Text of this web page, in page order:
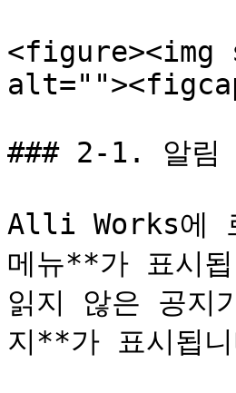
<figure><img
### 2-1. 알림
Alli Works에
메뉴**가 표시
읽지 않은 공지
지**가 표시됩